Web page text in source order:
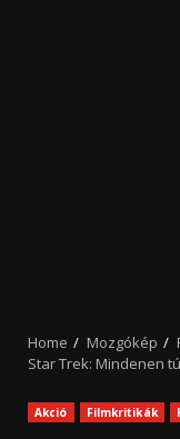
Home Mozgókép
Star Trek: Mindenen
Akció Filmkritikák